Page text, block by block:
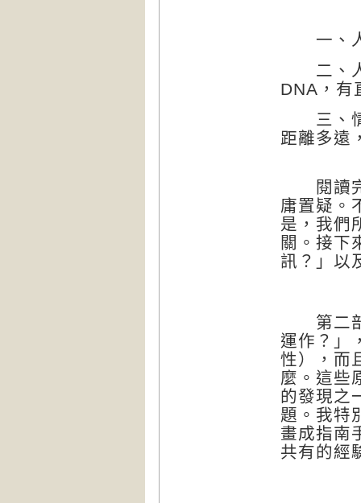
一、
二、人
DNA ，
三、
距離多遠
閱讀完
庸置疑。
是，我們
關。接下
訊？」以
第二部
運作？」
性），而
麼。這些
的發現之
題。我特
畫成指南
共有的經